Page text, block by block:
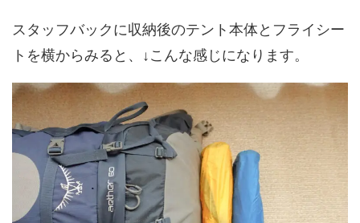
スタッフバックに収納後のテント本体とフライシー
トを横からみると、↓こんな感じになります。